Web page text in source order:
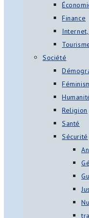
Finance
Société
Religion
Santé
Sécurité